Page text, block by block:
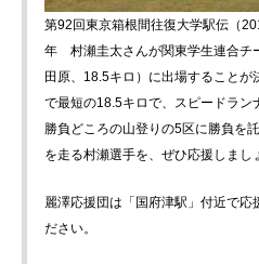
第92回東京箱根間往復大学駅伝（
年 村瀬圭太さんが関東学生連合チ
田原、18.5キロ）に出場すること
で最短の18.5キロで、スピードラン
勝負どころの山登りの5区に勝負を
を走る村瀬選手を、ぜひ応援しまし
麗澤応援団は「国府津駅」付近で応
ださい。